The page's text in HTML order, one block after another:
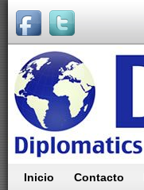
Inicio Contacto